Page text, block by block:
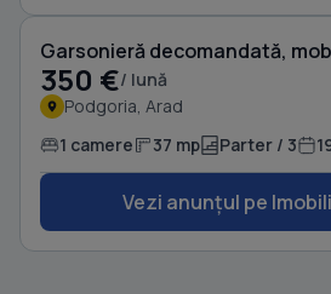
Garsonieră decomandată,
350 €/ lună
Podgoria, Arad
1 camere 37 mp Parter / 3
Vezi anunțul pe